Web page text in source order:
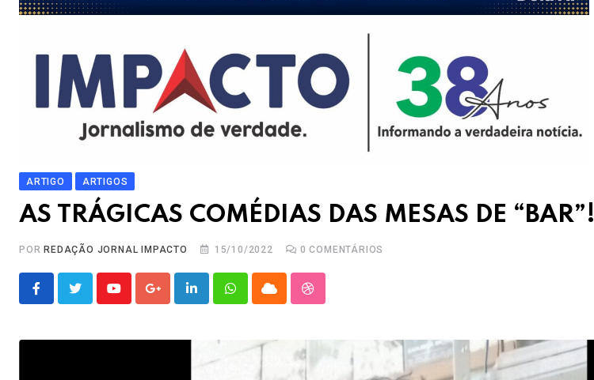
ARTIGO ARTIGOS
AS TRÁGICAS COMÉDIAS DAS MESAS DE “BAR”!
POR REDAÇÃO JORNAL IMPACTO 15/10/2022 0 COMENTÁRIOS
YoutubeGoogle+LinkedInWhatsappCloud StumbleUpon